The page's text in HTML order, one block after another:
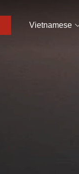
Vietnamese